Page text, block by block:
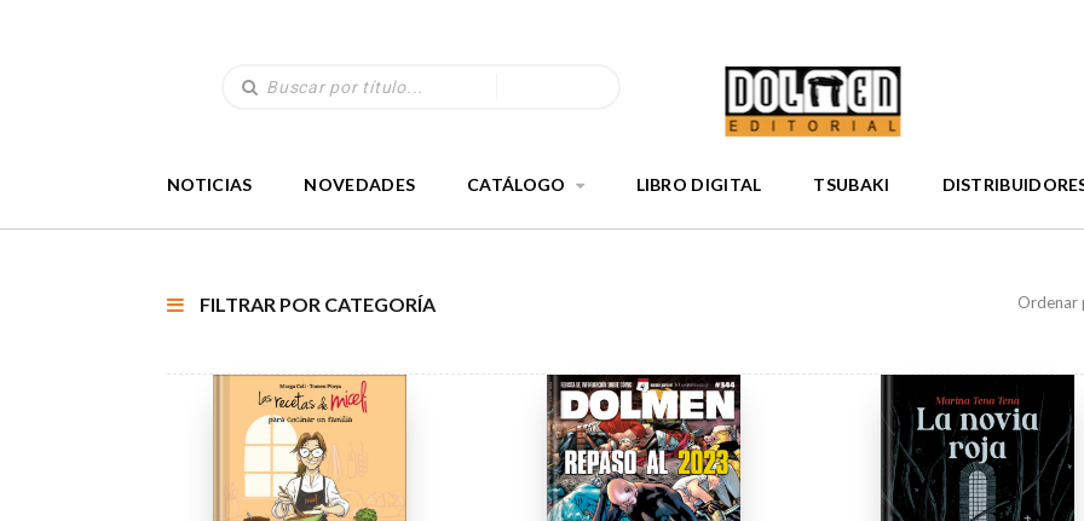
NOTICIAS NOVEDADES CATÁLOGO LIBRO DIGITAL TSUBAKI
FILTRAR POR CATEGORÍA Ordenar